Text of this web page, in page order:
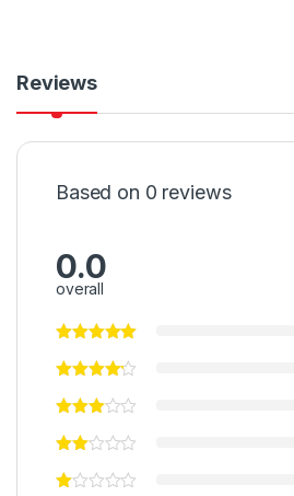
Reviews
Based on 0 reviews
0.0
overall